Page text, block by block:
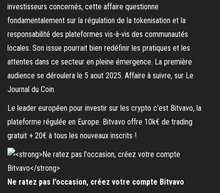
investisseurs concernés, cette affaire questionne
fondamentalement sur la régulation de la tokenisation et la
responsabilité des plateformes vis-à-vis des communautés
locales. Son issue pourrait bien redéfinir les pratiques et les
attentes dans ce secteur en pleine émergence. La première
audience se déroulera le 5 aout 2025. Affaire à suivre, sur Le
Journal du Coin.
Le leader européen pour investir sur les crypto c’est Bitvavo, la
plateforme régulée en Europe. Bitvavo offre 10k€ de trading
gratuit + 20€ à tous les nouveaux inscrits !
Ne ratez pas l’occasion, créez votre compte Bitvavo